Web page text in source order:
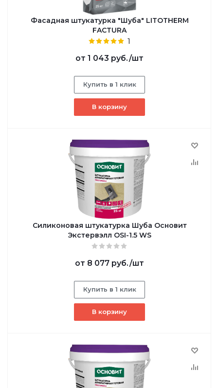
Фасадная штукатурка "Шуба" LITOTHERM
FACTURA
1
от 1 043 руб./шт
Купить в 1 клик
В корзину
Силиконовая штукатурка Шуба Основит
Экстервэлл OSI-1.5 WS
от 8 077 руб./шт
Купить в 1 клик
В корзину